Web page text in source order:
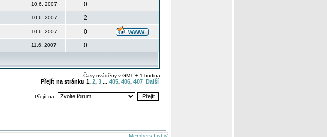
10.6. 2007
0
10.6. 2007
2
10.6. 2007
0
11.6. 2007 0
Časy uváděny v GMT + 1 hodina
Přejít na stránku 1, 2, 3 ... 405, 406, 407 Další
Přejít na: